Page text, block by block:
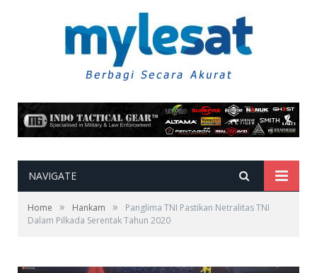
NAVIGATE
Home » Hankam »
Panglima TNI Pastikan Netralitas TNI
Dalam Pilkada Serentak Tahun 2020